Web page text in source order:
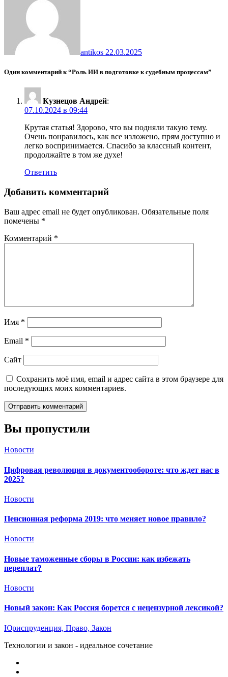
antikos 22.03.2025
Один комментарий к “Роль ИИ в подготовке к судебным процессам”
Кузнецов Андрей:
07.10.2024 в 09:44
Крутая статья! Здорово, что вы подняли такую тему.
Очень понравилось, как все изложено, прям доступно и
легко воспринимается. Спасибо за классный контент,
продолжайте в том же духе!
Ответить
Добавить комментарий
Ваш адрес email не будет опубликован. Обязательные поля
помечены *
Комментарий *
Имя *
Email *
Сайт
Сохранить моё имя, email и адрес сайта в этом браузере для
последующих моих комментариев.
Вы пропустили
Новости
Цифровая революция в документообороте: что ждет нас в
2025?
Новости
Пенсионная реформа 2019: что меняет новое правило?
Новости
Новые таможенные сборы в России: как избежать
переплат?
Новости
Новый закон: Как Россия борется с нецензурной лексикой?
Юриспруденция, Право, Закон
Технологии и закон - идеальное сочетание